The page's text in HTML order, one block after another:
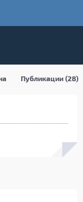
Публикации (28)